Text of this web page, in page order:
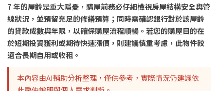
7 年的屋齡是重大隱憂，購屋前務必仔細檢視房屋結構安全與管
線狀況，並預留充足的修繕預算；同時需確認銀行對於該屋齡
的貸款成數與年限，以確保購屋流程順暢。若您的購屋目的在
於短期投資獲利或期待快速漲價，則建議慎重考慮，此物件較
適合長期自用或收租。
本內容由AI輔助分析整理，僅供參考，實際情況仍建議依